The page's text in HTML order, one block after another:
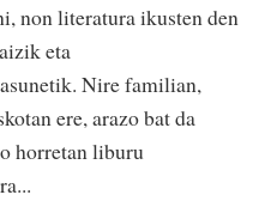
non literatura ikusten den
eta
Nire familian,
ere, arazo bat da
horretan liburu